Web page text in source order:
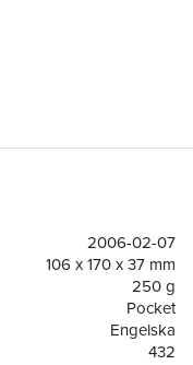
2006-02-07
106 x 170 x 37 mm
250 g
Pocket
Engelska
432